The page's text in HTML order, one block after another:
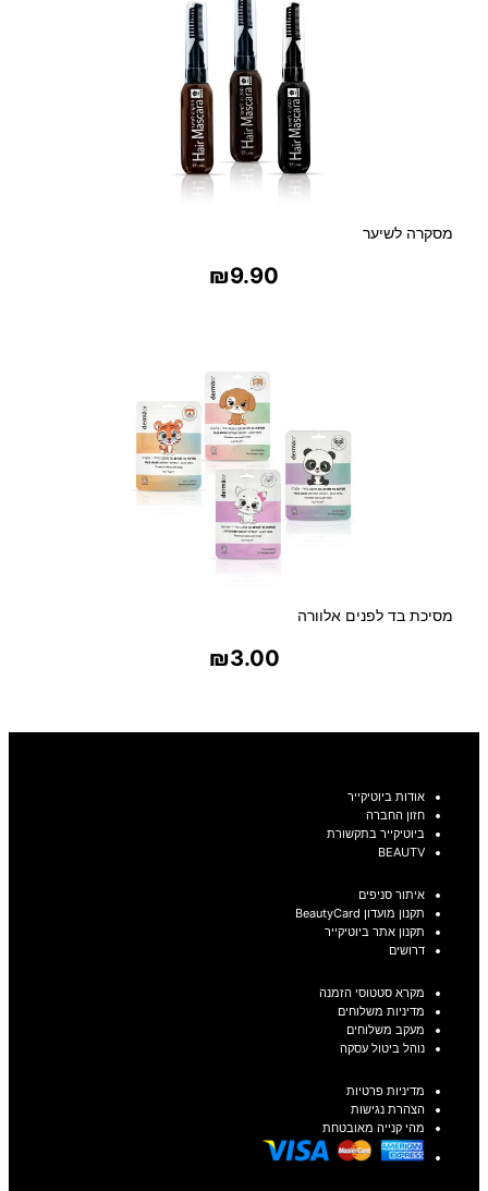
מסקרה לשיער
₪9.90
מסיכת בד לפנים אלוורה
₪3.00
אודות ביוטיקייר
חזון החברה
ביוטיקייר בתקשורת
BEAUTV
איתור סניפים
תקנון מועדון BeautyCard
תקנון אתר ביוטיקייר
דרושים
מקרא סטטוסי הזמנה
מדיניות משלוחים
מעקב משלוחים
נוהל ביטול עסקה
מדיניות פרטיות
הצהרת נגישות
מהי קנייה מאובטחת